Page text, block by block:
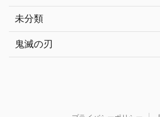
未分類
鬼滅の刃